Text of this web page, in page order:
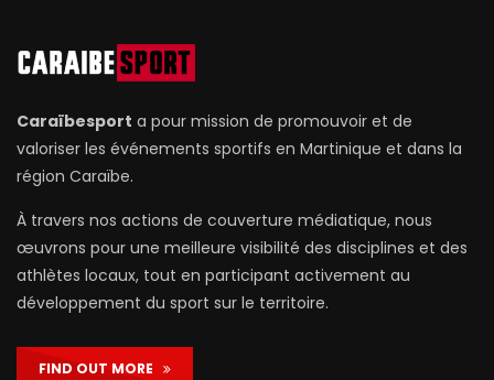
Caraïbesport a pour mission de promouvoir et de
valoriser les événements sportifs en Martinique et dans la
région Caraïbe.
À travers nos actions de couverture médiatique, nous
œuvrons pour une meilleure visibilité des disciplines et des
athlètes locaux, tout en participant activement au
développement du sport sur le territoire.
FIND OUT MORE